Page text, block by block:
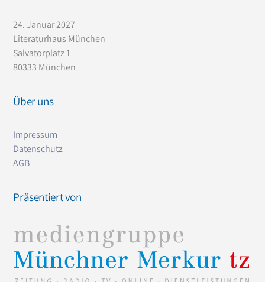
24. Januar 2027
Literaturhaus München
Salvatorplatz 1
80333 München
Über uns
Impressum
Datenschutz
AGB
Präsentiert von